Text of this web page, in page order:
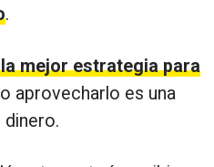
.
mejor estrategia para
aprovecharlo es una